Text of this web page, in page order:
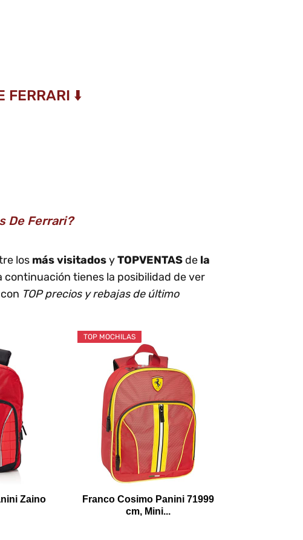
FERRARI ⬇️
De Ferrari?
los más visitadosyTOPVENTAS de la
continuación tienes la posibilidad de ver
con TOP precios y rebajas de último
Zaino
TOP MOCHILAS
Franco Cosimo Panini 71999
cm, Mini...